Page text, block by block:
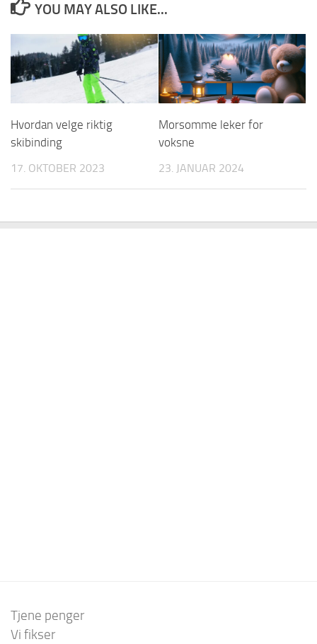
YOU MAY ALSO LIKE...
Hvordan velge riktig
skibinding
17. OKTOBER 2023
Morsomme leker for
voksne
23. JANUAR 2024
Tjene penger
Vi fikser